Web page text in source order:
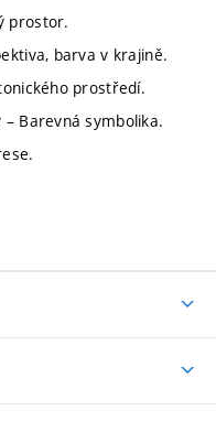
prostor.
barva v krajině.
prostředí.
Barevná symbolika.